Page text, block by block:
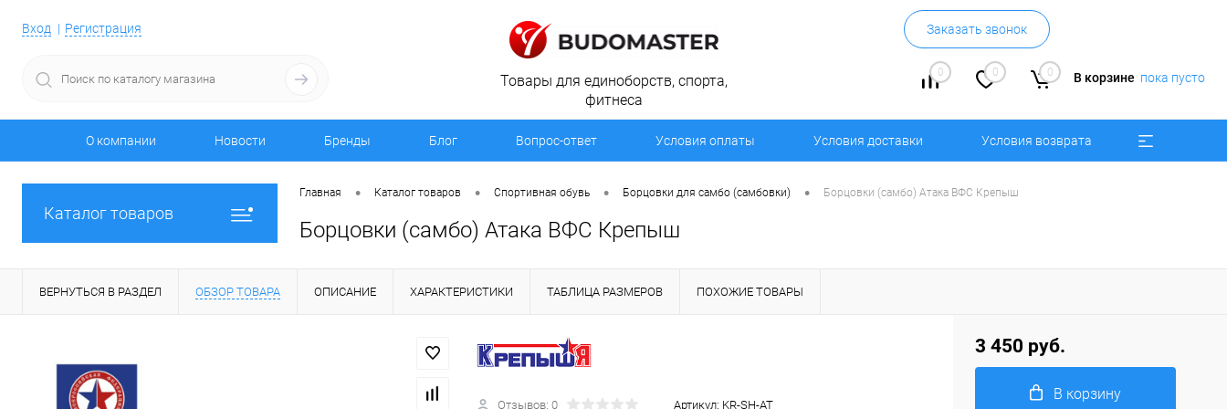
Вход Регистрация Заказать звонок
0 0 0 В корзине пока пусто
Товары для единоборств, спорта,
фитнеса
О компании Новости Бренды Блог Вопрос-ответ Условия оплаты Условия доставки Условия возврата
Каталог товаров
Главная • Каталог товаров • Спортивная обувь • Борцовки для самбо (самбовки) • Борцовки (самбо) Атака ВФС Крепыш
Борцовки (самбо) Атака ВФС Крепыш
ВЕРНУТЬСЯ В РАЗДЕЛ ОБЗОР ТОВАРА ОПИСАНИЕ ХАРАКТЕРИСТИКИ ТАБЛИЦА РАЗМЕРОВ ПОХОЖИЕ ТОВАРЫ
Отзывов: 0 Артикул: KR-SH-AT
3 450 руб.
В корзину